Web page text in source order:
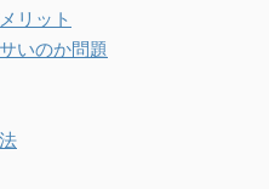
リット
いのか問題